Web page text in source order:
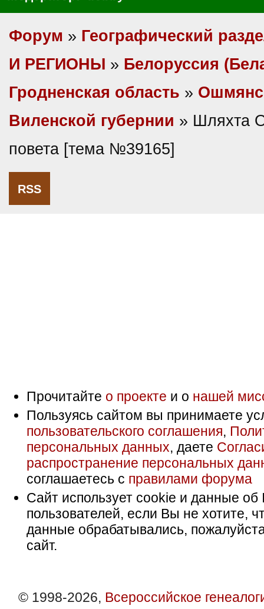
Форум » Географический
И РЕГИОНЫ » Белоруссия
Гродненская область »
Виленской губернии » Шляхта
повета [тема №39165]
RSS
Прочитайте о проекте и о нашей
Пользуясь сайтом вы принимаете
пользовательского соглашения,
персональных данных, даете
распространение персональных
соглашаетесь с правилами форума
Сайт использует cookie и данные об
пользователей, если Вы не хотите,
данные обрабатывались,
сайт.
© 1998-2026, Всероссийское